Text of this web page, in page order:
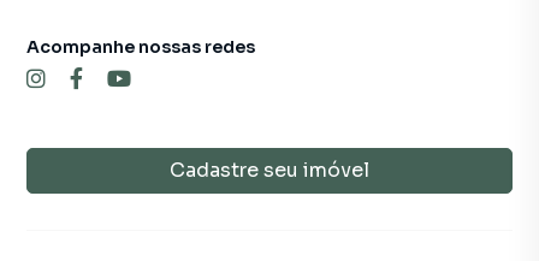
Cadastre seu imóvel
Acompanhe nossas redes